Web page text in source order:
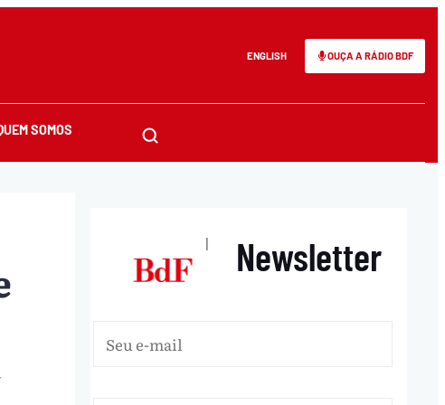
ENGLISH OUÇA A RÁDIO BDF
SOMOS
| Newsletter